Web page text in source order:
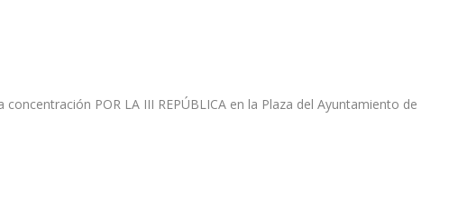
concentración POR LA III REPÚBLICA en la Plaza del Ayuntamiento de